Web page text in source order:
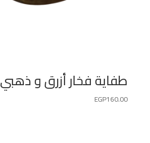
طفاية فخار أزرق و ذهبي
EGP160.00